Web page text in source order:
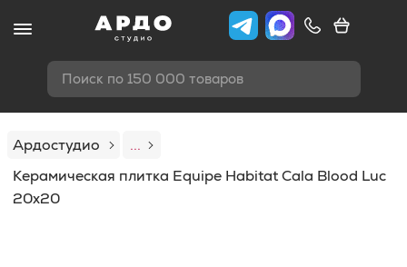
Поиск по 150 000 товаров
Ардостудио
...
Керамическая плитка Equipe Habitat Cala Blood Luc
20x20